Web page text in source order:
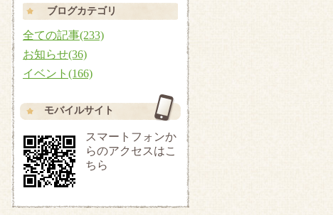
ブログカテゴリ
全ての記事(233)
お知らせ(36)
イベント(166)
モバイルサイト
スマートフォンか
らのアクセスはこ
ちら